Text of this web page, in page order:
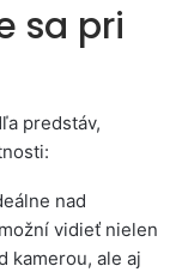
sa pri
predstáv,
nad
vidieť nielen
kamerou, ale aj